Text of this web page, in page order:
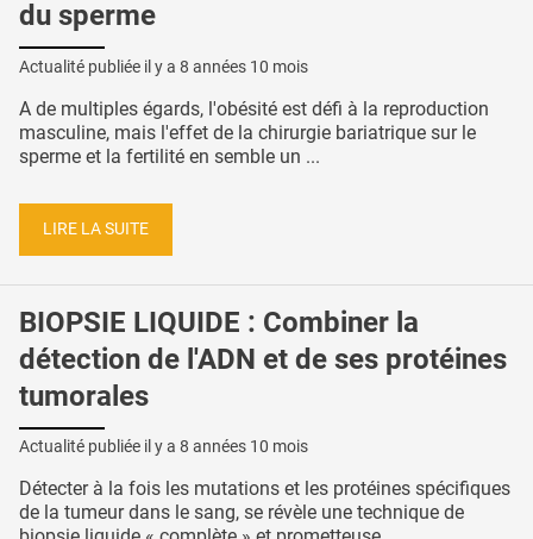
du sperme
Actualité publiée il y a 8 années 10 mois
A de multiples égards, l'obésité est défi à la reproduction
masculine, mais l'effet de la chirurgie bariatrique sur le
sperme et la fertilité en semble un ...
LIRE LA SUITE
BIOPSIE LIQUIDE : Combiner la
détection de l'ADN et de ses protéines
tumorales
Actualité publiée il y a 8 années 10 mois
Détecter à la fois les mutations et les protéines spécifiques
de la tumeur dans le sang, se révèle une technique de